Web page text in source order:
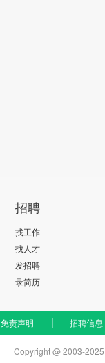
招聘
找工作
找人才
发招聘
录简历
免责声明 招聘信息
Copyright @ 2003-